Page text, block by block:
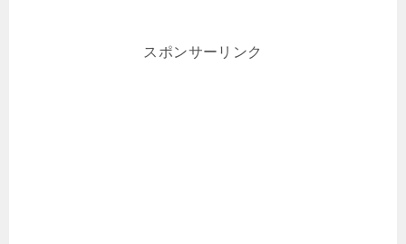
スポンサーリンク